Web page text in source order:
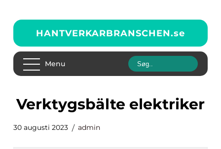
HANTVERKARBRANSCHEN.se
Menu
verktygsbälte elektriker
30 augusti 2023 admin